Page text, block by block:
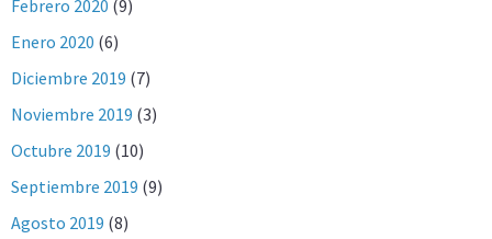
Febrero 2020 (9)
Enero 2020 (6)
Diciembre 2019 (7)
Noviembre 2019 (3)
Octubre 2019 (10)
Septiembre 2019 (9)
Agosto 2019 (8)